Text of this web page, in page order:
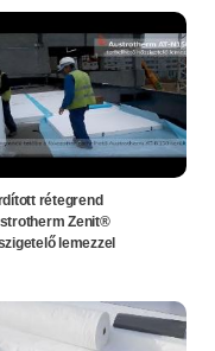
rétegrend
Zenit®
lemezzel